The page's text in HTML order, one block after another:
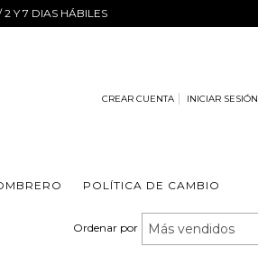
Y 7 DIAS HÁBILES
CREAR CUENTA INICIAR SESIÓN
POLÍTICA DE CAMBIO
Ordenar por